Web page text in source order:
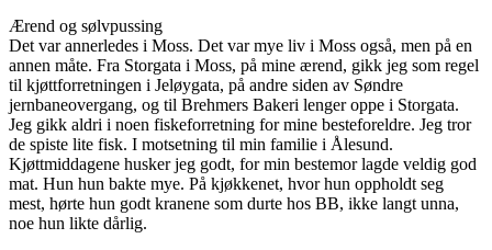
Ærend og sølvpussing
Det var annerledes i Moss. Det var mye liv i Moss også, men på en
annen måte. Fra Storgata i Moss, på mine ærend, gikk jeg som regel
til kjøttforretningen i Jeløygata, på andre siden av Søndre
jernbaneovergang, og til Brehmers Bakeri lenger oppe i Storgata.
Jeg gikk aldri i noen fiskeforretning for mine besteforeldre. Jeg tror
de spiste lite fisk. I motsetning til min familie i Ålesund.
Kjøttmiddagene husker jeg godt, for min bestemor lagde veldig god
mat. Hun hun bakte mye. På kjøkkenet, hvor hun oppholdt seg
mest, hørte hun godt kranene som durte hos BB, ikke langt unna,
noe hun likte dårlig.